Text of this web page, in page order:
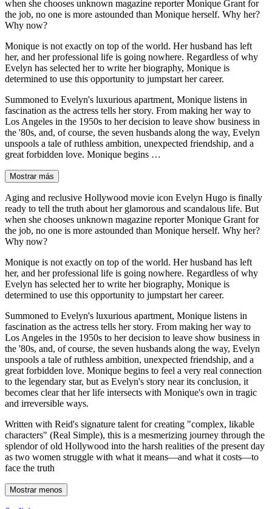
when she chooses unknown magazine reporter Monique Grant for
the job, no one is more astounded than Monique herself. Why her?
Why now?
Monique is not exactly on top of the world. Her husband has left
her, and her professional life is going nowhere. Regardless of why
Evelyn has selected her to write her biography, Monique is
determined to use this opportunity to jumpstart her career.
Summoned to Evelyn's luxurious apartment, Monique listens in
fascination as the actress tells her story. From making her way to
Los Angeles in the 1950s to her decision to leave show business in
the '80s, and, of course, the seven husbands along the way, Evelyn
unspools a tale of ruthless ambition, unexpected friendship, and a
great forbidden love. Monique begins …
Mostrar más
Aging and reclusive Hollywood movie icon Evelyn Hugo is finally
ready to tell the truth about her glamorous and scandalous life. But
when she chooses unknown magazine reporter Monique Grant for
the job, no one is more astounded than Monique herself. Why her?
Why now?
Monique is not exactly on top of the world. Her husband has left
her, and her professional life is going nowhere. Regardless of why
Evelyn has selected her to write her biography, Monique is
determined to use this opportunity to jumpstart her career.
Summoned to Evelyn's luxurious apartment, Monique listens in
fascination as the actress tells her story. From making her way to
Los Angeles in the 1950s to her decision to leave show business in
the '80s, and, of course, the seven husbands along the way, Evelyn
unspools a tale of ruthless ambition, unexpected friendship, and a
great forbidden love. Monique begins to feel a very real connection
to the legendary star, but as Evelyn's story near its conclusion, it
becomes clear that her life intersects with Monique's own in tragic
and irreversible ways.
Written with Reid's signature talent for creating "complex, likable
characters" (Real Simple), this is a mesmerizing journey through the
splendor of old Hollywood into the harsh realities of the present day
as two women struggle with what it means—and what it costs—to
face the truth
Mostrar menos